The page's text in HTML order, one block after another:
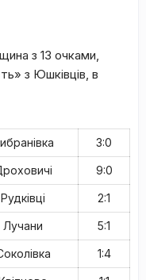
з 13 очками,
з Юшківців, в
3:0
9:0
Рудківці 2:1
Лучани 5:1
1:4